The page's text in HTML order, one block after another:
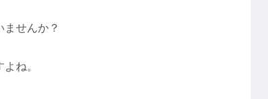
ませんか？
ね。